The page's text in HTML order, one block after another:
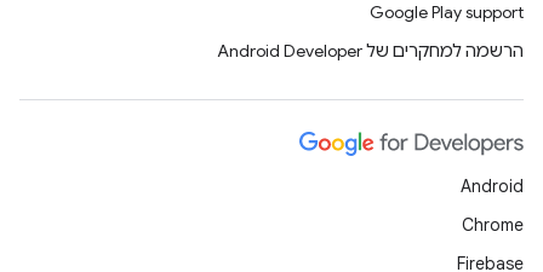
Google Play support
הרשמה למחקרים של Android Developer
Android
Chrome
Firebase